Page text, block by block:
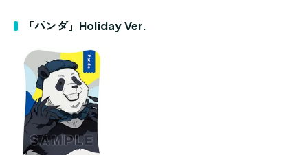
「パンダ」Holiday Ver.